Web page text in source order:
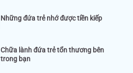
Những đứa trẻ nhớ được tiền kiếp
Chữa lành đứa trẻ tổn thương bên
trong bạn